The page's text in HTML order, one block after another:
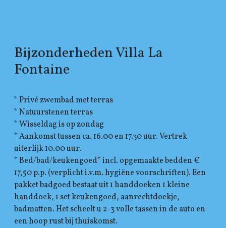
Bijzonderheden Villa La
Fontaine
* Privé zwembad met terras
* Natuurstenen terras
* Wisseldag is op zondag
* Aankomst tussen ca. 16.00 en 17.30 uur. Vertrek
uiterlijk 10.00 uur.
* Bed/bad/keukengoed* incl. opgemaakte bedden €
17,50 p.p. (verplicht i.v.m. hygiëne voorschriften). Een
pakket badgoed bestaat uit 1 handdoeken 1 kleine
handdoek, 1 set keukengoed, aanrechtdoekje,
badmatten. Het scheelt u 2-3 volle tassen in de auto en
een hoop rust bij thuiskomst.